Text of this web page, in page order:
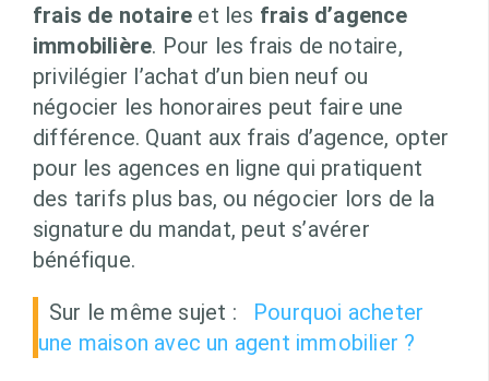
frais de notaire et les frais d’agence
immobilière. Pour les frais de notaire,
privilégier l’achat d’un bien neuf ou
négocier les honoraires peut faire une
différence. Quant aux frais d’agence, opter
pour les agences en ligne qui pratiquent
des tarifs plus bas, ou négocier lors de la
signature du mandat, peut s’avérer
bénéfique.
Sur le même sujet :
Pourquoi acheter
une maison avec un agent immobilier ?